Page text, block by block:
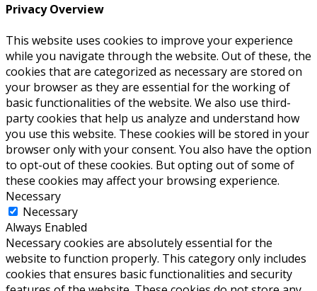
Privacy Overview
This website uses cookies to improve your experience
while you navigate through the website. Out of these, the
cookies that are categorized as necessary are stored on
your browser as they are essential for the working of
basic functionalities of the website. We also use third-
party cookies that help us analyze and understand how
you use this website. These cookies will be stored in your
browser only with your consent. You also have the option
to opt-out of these cookies. But opting out of some of
these cookies may affect your browsing experience.
Necessary
Necessary
Always Enabled
Necessary cookies are absolutely essential for the
website to function properly. This category only includes
cookies that ensures basic functionalities and security